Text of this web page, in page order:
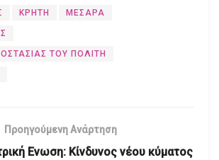
ΚΡΗΤΗ ΜΕΣΑΡΑ
ΤΟΥ ΠΟΛΙΤΗ
Προηγούμενη Ανάρτηση
Ενωση: Κίνδυνος νέου κύματος